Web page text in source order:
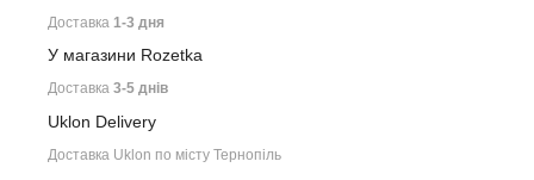
Доставка 1-3 дня
У магазини Rozetka
Доставка 3-5 днів
Uklon Delivery
Доставка Uklon по місту Тернопіль